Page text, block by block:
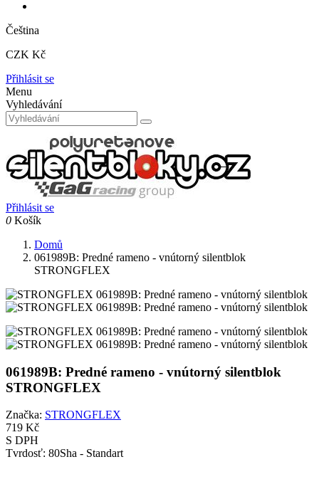
Čeština
CZK Kč
Přihlásit se
Menu
Vyhledávání
Přihlásit se
0 Košík
Domů
061989B: Predné rameno - vnútorný silentblok
STRONGFLEX
061989B: Predné rameno - vnútorný silentblok
STRONGFLEX
Značka: STRONGFLEX
719 Kč
S DPH
Tvrdosť: 80Sha - Standart